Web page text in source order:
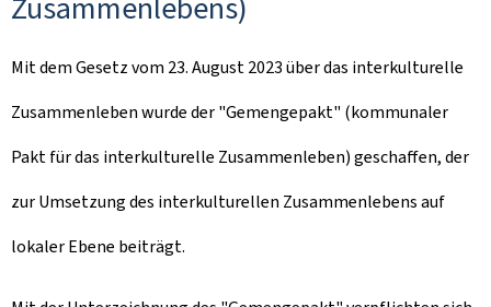
Zusammenlebens)
Mit dem Gesetz vom 23. August 2023 über das interkulturelle
Zusammenleben wurde der "Gemengepakt" (kommunaler
Pakt für das interkulturelle Zusammenleben) geschaffen, der
zur Umsetzung des interkulturellen Zusammenlebens auf
lokaler Ebene beiträgt.